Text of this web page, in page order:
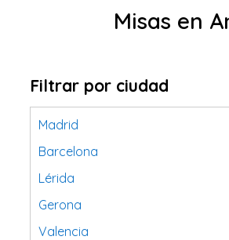
Misas en
Filtrar por ciudad
Madrid
Barcelona
Lérida
Gerona
Valencia